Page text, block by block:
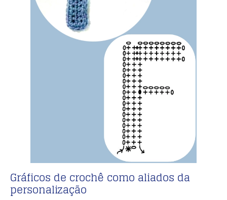
Gráficos de crochê como aliados da
personalização